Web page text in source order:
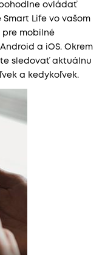
ovládať
Life vo vašom
pre mobilné
a iOS. Okrem
sledovať aktuálnu
a kedykoľvek.